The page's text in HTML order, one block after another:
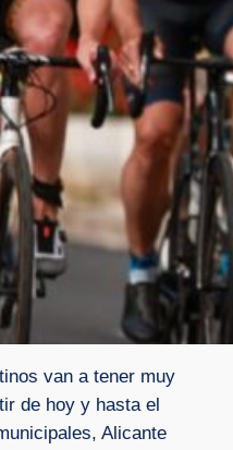
van a tener muy
de hoy y hasta el
Alicante